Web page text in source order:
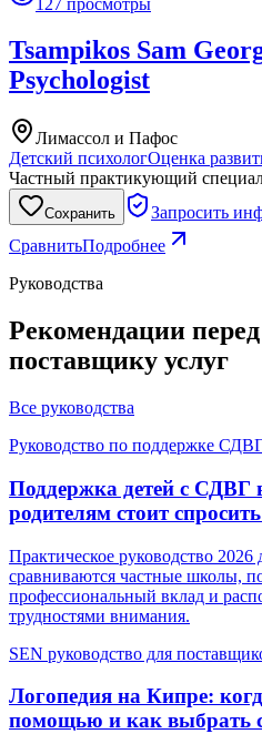
Tsampikos Sam
Psychologist
Лимассол и Пафос
Детский психологОценка
Частный практикующий
Сохранить
Запросить
СравнитьПодробнее
Руководства
Рекомендации
поставщику услуг
Все руководства
Руководство по поддержке
Поддержка детей с
родителям стоит
Практическое руководство
сравниваются частные школы,
профессиональный вклад и
трудностями внимания.
SEN руководство для
Логопедия на Кипре:
помощью и как выбрать